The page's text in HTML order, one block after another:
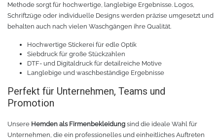
Methode sorgt für hochwertige, langlebige Ergebnisse. Logos,
Schriftzüge oder individuelle Designs werden präzise umgesetzt und
behalten auch nach vielen Waschgängen ihre Qualität.
Hochwertige Stickerei für edle Optik
Siebdruck für große Stückzahlen
DTF- und Digitaldruck für detailreiche Motive
Langlebige und waschbeständige Ergebnisse
Perfekt für Unternehmen, Teams und
Promotion
Unsere Hemden als Firmenbekleidung sind die ideale Wahl für
Unternehmen, die ein professionelles und einheitliches Auftreten